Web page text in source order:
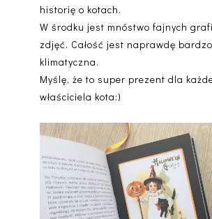
historię o kotach.
W środku jest mnóstwo fajnych
zdjęć. Całość jest naprawdę bardzo
klimatyczna.
Myślę, że to super prezent dla
właściciela kota:)